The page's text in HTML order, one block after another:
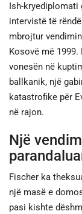
Ish-kryediplomati
intervistë të
mbrojtur
Kosovë më
vonesën në
ballkanik, një
katastrofike për
në rajon.
Një
Fischer ka
një masë e
pasi kishte